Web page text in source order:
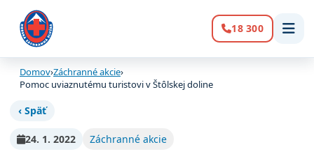
Volanie:
18 300
Domov›Záchranné akcie›
Pomoc uviaznutému turistovi v Štôlskej doline
‹ Späť
24. 1. 2022 Záchranné akcie